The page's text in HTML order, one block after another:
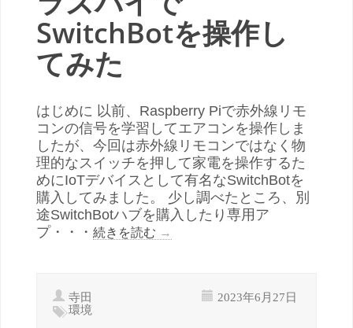
SwitchBotを操作し
てみた
はじめに 以前、Raspberry Piで赤外線リモ
コンの信号を学習してエアコンを操作しま
したが、今回は赤外線リモコンではなく物
理的なスイッチを押して家電を操作するた
めにIoTデバイスとして有名なSwitchBotを
購入してみました。 少し調べたところ、別
途SwitchBotハブを購入したり専用ア
プ・・・ 続きを読む →
寺田 2023年6月27日
環境